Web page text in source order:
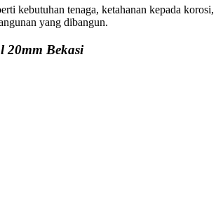
kebutuhan tenaga, ketahanan kepada
yang dibangun.
20mm Bekasi